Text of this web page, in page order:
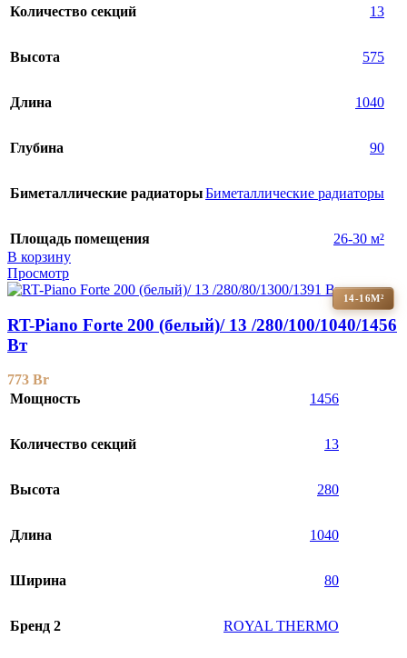
Количество секций 13
Высота 575
Длина 1040
Глубина 90
Биметаллические радиаторыБиметаллические радиаторы
Площадь помещения
26-30 м²
В корзину
Просмотр
14-16М²
RT-Piano Forte 200 (белый)/ 13 /280/100/1040/1456
Вт
773 Br
Мощность
1456
Количество секций 13
Высота 280
Длина 1040
Ширина 80
Бренд 2 ROYAL THERMO